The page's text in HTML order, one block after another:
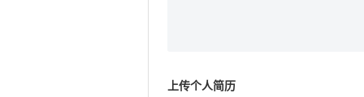
上传个人简历